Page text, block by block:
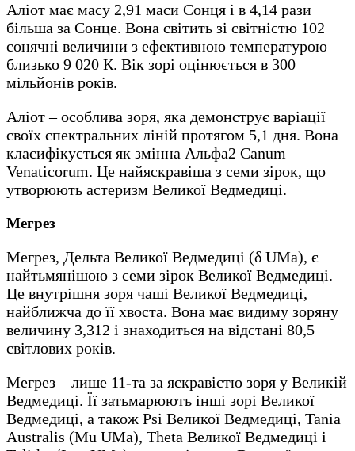
Аліот має масу 2,91 маси Сонця і в 4,14 рази
більша за Сонце. Вона світить зі світністю 102
сонячні величини з ефективною температурою
близько 9 020 К. Вік зорі оцінюється в 300
мільйонів років.
Аліот – особлива зоря, яка демонструє варіації
своїх спектральних ліній протягом 5,1 дня. Вона
класифікується як змінна Альфа2 Canum
Venaticorum. Це найяскравіша з семи зірок, що
утворюють астеризм Великої Ведмедиці.
Мегрез
Мегрез, Дельта Великої Ведмедиці (δ UMa), є
найтьмянішою з семи зірок Великої Ведмедиці.
Це внутрішня зоря чаші Великої Ведмедиці,
найближча до її хвоста. Вона має видиму зоряну
величину 3,312 і знаходиться на відстані 80,5
світлових років.
Мегрез – лише 11-та за яскравістю зоря у Великій
Ведмедиці. Її затьмарюють інші зорі Великої
Ведмедиці, а також Psi Великої Ведмедиці, Tania
Australis (Mu UMa), Theta Великої Ведмедиці і